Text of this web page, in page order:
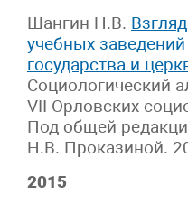
Шангин Н.В.
учебных
государства и
Социологический
VII Орловских
Под общей
Н.В. Проказиной.
2015